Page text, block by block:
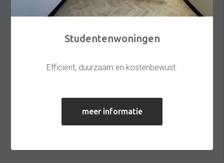
Studentenwoningen
Efficiënt, duurzaam en kostenbewust.
meer informatie